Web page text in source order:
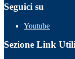
Seguici su
Youtube
Sezione Link